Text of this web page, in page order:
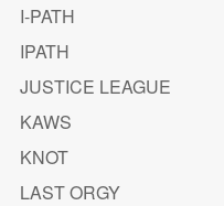
I-PATH
IPATH
JUSTICE LEAGUE
KAWS
KNOT
LAST ORGY